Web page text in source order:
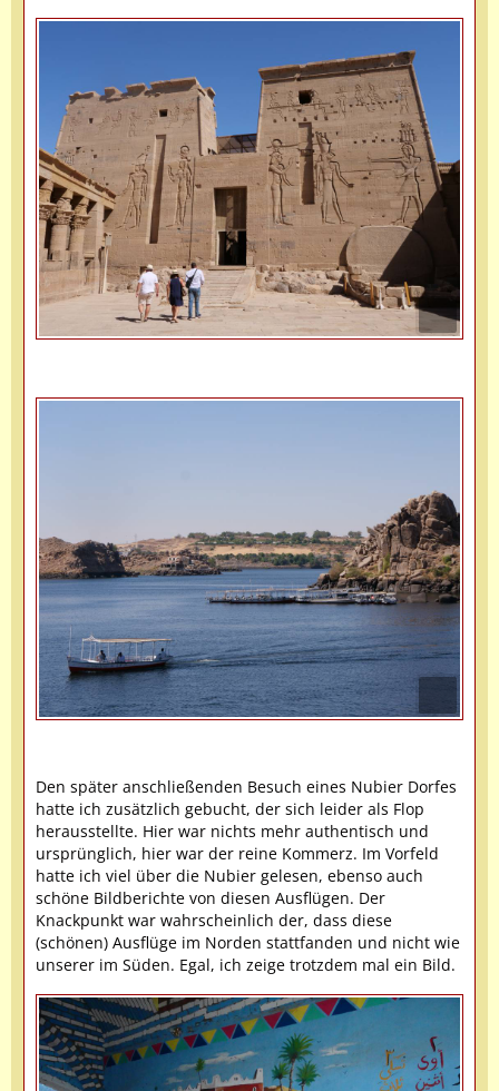
Den später anschließenden Besuch eines Nubier Dorfes
hatte ich zusätzlich gebucht, der sich leider als Flop
herausstellte. Hier war nichts mehr authentisch und
ursprünglich, hier war der reine Kommerz. Im Vorfeld
hatte ich viel über die Nubier gelesen, ebenso auch
schöne Bildberichte von diesen Ausflügen. Der
Knackpunkt war wahrscheinlich der, dass diese
(schönen) Ausflüge im Norden stattfanden und nicht wie
unserer im Süden. Egal, ich zeige trotzdem mal ein Bild.